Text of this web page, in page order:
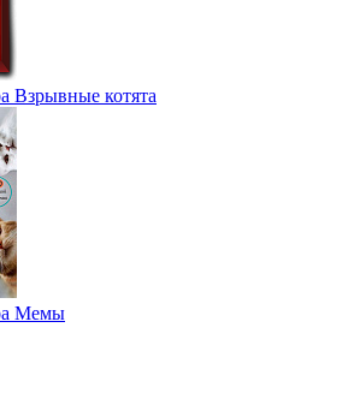
Взрывные котята
Мемы